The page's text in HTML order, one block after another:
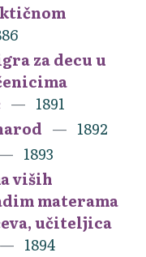
za decu u
1891
1892
1893
viših
materama
učiteljica
1894